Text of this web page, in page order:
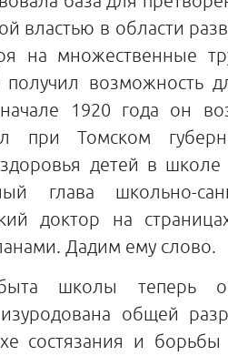
властью в области
на множественные
получил возможность
1920 года он
при Томском
детей в школе
глава школьно-
доктор на
Дадим ему слово.
школы теперь
общей
состязания и